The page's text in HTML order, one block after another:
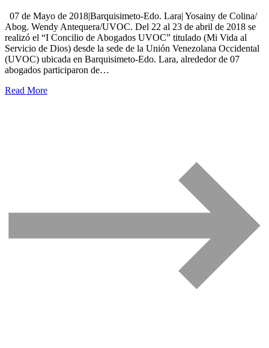
07 de Mayo de 2018|Barquisimeto-Edo. Lara| Yosainy de Colina/
Abog. Wendy Antequera/UVOC. Del 22 al 23 de abril de 2018 se
realizó el “I Concilio de Abogados UVOC” titulado (Mi Vida al
Servicio de Dios) desde la sede de la Unión Venezolana Occidental
(UVOC) ubicada en Barquisimeto-Edo. Lara, alrededor de 07
abogados participaron de…
Read More